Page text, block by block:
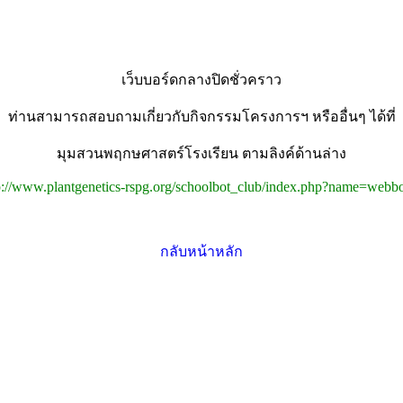
เว็บบอร์ดกลางปิดชั่วคราว
ท่านสามารถสอบถามเกี่ยวกับกิจกรรมโครงการฯ หรืออื่นๆ ได้ที่
มุมสวนพฤกษศาสตร์โรงเรียน ตามลิงค์ด้านล่าง
www.plantgenetics-rspg.org/schoolbot_club/
กลับหน้าหลัก